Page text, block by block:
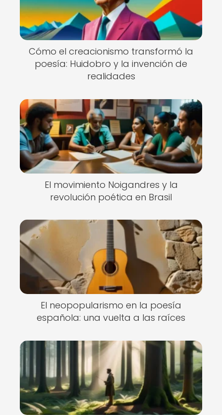
Cómo el creacionismo transformó la
poesía: Huidobro y la invención de
realidades
El movimiento Noigandres y la
revolución poética en Brasil
El neopopularismo en la poesía
española: una vuelta a las raíces